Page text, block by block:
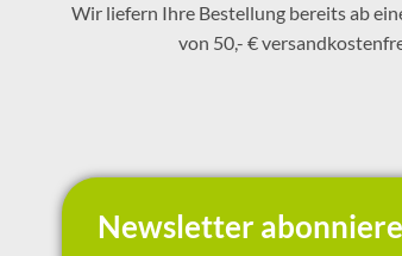
Wir liefern Ihre Bestellung bereits ab
von 50,- €
Newsletter